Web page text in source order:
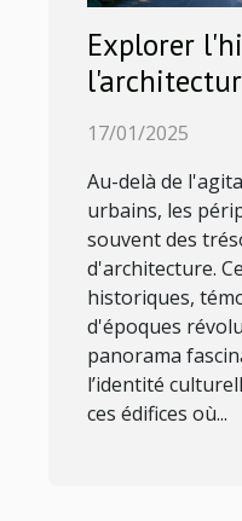
Explorer
historiques
urbaine
17/01/2025
Au-delà de
urbains, les
souvent des
d'architecture.
historiques,
d'époques
panorama
l’identité
ces édifices où...